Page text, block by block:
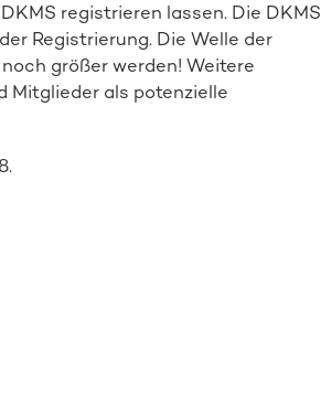
registrieren lassen. Die DKMS
Registrierung. Die Welle der
größer werden! Weitere
Mitglieder als potenzielle